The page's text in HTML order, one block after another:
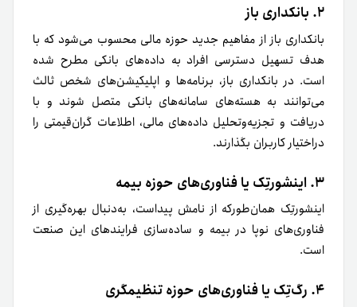
۲. بانکداری باز
بانکداری باز از مفاهیم جدید حوزه مالی محسوب می‌شود که با
هدف تسهیل دسترسی افراد به داده‌های بانکی مطرح شده
است. در بانکداری باز، برنامه‌ها و اپلیکیشن‌های شخص‌ ثالث
می‌توانند به هسته‌های سامانه‌های بانکی متصل شوند و با
دریافت و تجزیه‌وتحلیل داده‌های مالی، اطلاعات گران‌قیمتی را
در‌اختیار کاربران بگذارند.
۳. اینشورتِک یا فناوری‌های حوزه بیمه
اینشورتِک همان‌طور‌که از نامش پیداست، به‌دنبال بهره‌گیری از
فناوری‌های نوپا در بیمه و ساده‌سازی فرایندهای این صنعت
است.
۴. رگ‌تِک یا فناوری‌های حوزه تنظیمگری